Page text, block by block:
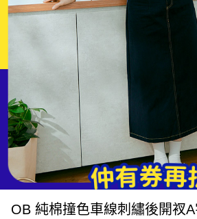
OB 純棉撞色車線刺繡後開衩